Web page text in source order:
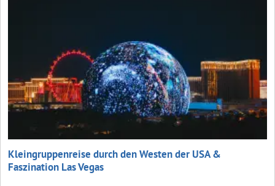
Kleingruppenreise durch den Westen der USA &
Faszination Las Vegas